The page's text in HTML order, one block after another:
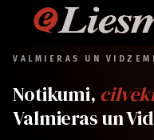
VALMIERAS UN
Notikumi,
Valmieras un